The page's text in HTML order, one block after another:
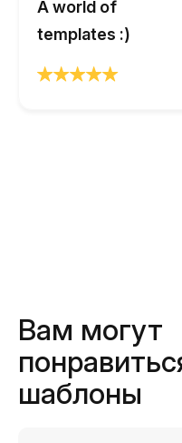
A world of
templates :)
Вам могут
шаблоны